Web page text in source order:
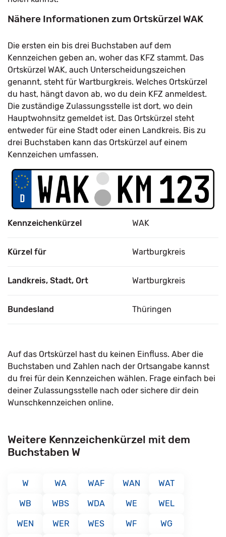
Nähere Informationen zum Ortskürzel WAK
Die ersten ein bis drei Buchstaben auf dem
Kennzeichen geben an, woher das KFZ stammt. Das
Ortskürzel WAK, auch Unterscheidungszeichen
genannt, steht für Wartburgkreis. Welches Ortskürzel
du hast, hängt davon ab, wo du dein KFZ anmeldest.
Die zuständige Zulassungsstelle ist dort, wo dein
Hauptwohnsitz gemeldet ist. Das Ortskürzel steht
entweder für eine Stadt oder einen Landkreis. Bis zu
drei Buchstaben kann das Ortskürzel auf einem
Kennzeichen umfassen.
Kennzeichenkürzel WAK
Kürzel für Wartburgkreis
Landkreis, Stadt, Ort Wartburgkreis
Bundesland Thüringen
Auf das Ortskürzel hast du keinen Einfluss. Aber die
Buchstaben und Zahlen nach der Ortsangabe kannst
du frei für dein Kennzeichen wählen. Frage einfach bei
deiner Zulassungsstelle nach oder sichere dir dein
Wunschkennzeichen online.
Weitere Kennzeichenkürzel mit dem
Buchstaben W
W WA WAF WAN WAT
WB WBS WDA WE WEL
WEN WER WES WF WG